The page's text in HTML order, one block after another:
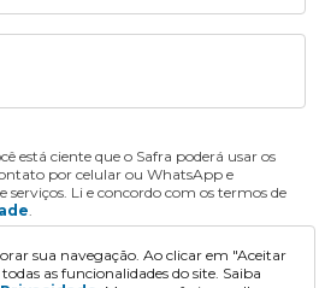
está ciente que o Safra poderá usar os
por celular ou WhatsApp e
serviços. Li e concordo com os termos de
.
Continuar
sua navegação. Ao clicar em "Aceitar
as funcionalidades do site. Saiba